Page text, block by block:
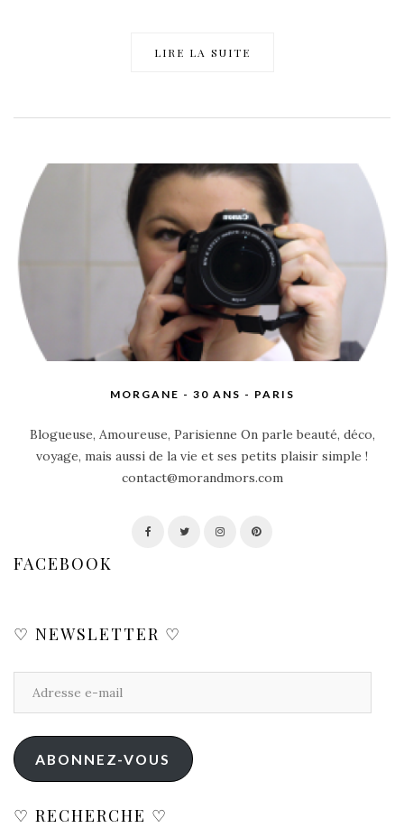
LIRE LA SUITE
MORGANE - 30 ANS - PARIS
Blogueuse, Amoureuse, Parisienne On parle beauté, déco,
voyage, mais aussi de la vie et ses petits plaisir simple !
contact@morandmors.com
FACEBOOK
♡ NEWSLETTER ♡
ABONNEZ-VOUS
♡ RECHERCHE ♡